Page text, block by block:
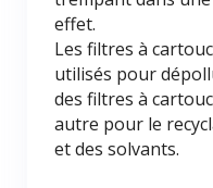
effet.
Les filtres à
utilisés pour
des filtres à
autre pour le
et des solvants.